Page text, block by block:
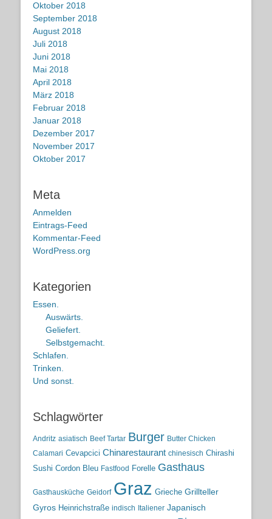
Oktober 2018
September 2018
August 2018
Juli 2018
Juni 2018
Mai 2018
April 2018
März 2018
Februar 2018
Januar 2018
Dezember 2017
November 2017
Oktober 2017
Meta
Anmelden
Eintrags-Feed
Kommentar-Feed
WordPress.org
Kategorien
Essen.
Auswärts.
Geliefert.
Selbstgemacht.
Schlafen.
Trinken.
Und sonst.
Schlagwörter
Andritz asiatisch Beef Tartar Burger Butter Chicken
Calamari Cevapcici Chinarestaurant chinesisch Chirashi
Sushi Cordon Bleu Fastfood Forelle Gasthaus
Gasthausküche Geidorf Graz Grieche Grillteller
Gyros Heinrichstraße indisch Italiener Japanisch